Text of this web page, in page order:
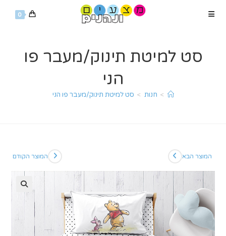
0
סט למיטת תינוק/מעבר פו
הני
> חנות > סט למיטת תינוק/מעבר פו הני
המוצר הקודם המוצר הבא